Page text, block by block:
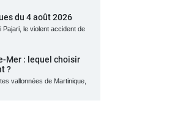
du 4 août 2026
Pajari, le violent accident de
Mer : lequel choisir
?
vallonnées de Martinique,